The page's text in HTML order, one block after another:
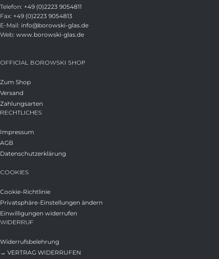
Telefon: +49 (0)2223 9054811
Fax: +49 (0)2223 9054813
E-Mail: info@borowski-glas.de
Web: www.borowski-glas.de
OFFICIAL BOROWSKI SHOP
Zum Shop
Versand
Zahlungsarten
RECHTLICHES
Impressum
AGB
Datenschutzerklärung
COOKIES
Cookie-Richtlinie
Privatsphäre-Einstellungen ändern
Einwilligungen widerrufen
WIDERRUF
Widerrufsbelehrung
→ VERTRAG WIDERRUFEN